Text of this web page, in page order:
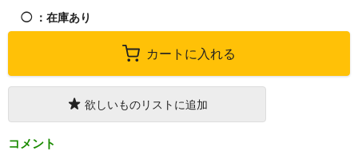
◯ ：在庫あり
カートに入れる
欲しいものリストに追加
コメント